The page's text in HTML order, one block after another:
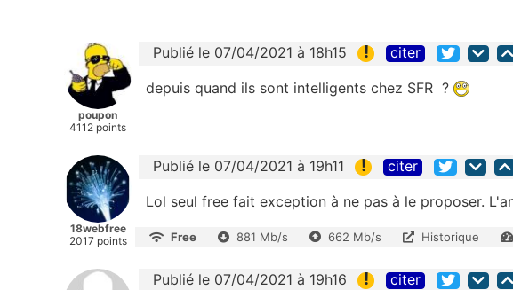
poupon
4112 points
Publié le 07/04/2021 à 18h15 ! citer
depuis quand ils sont intelligents chez SFR ?
18webfree
2017 points
Publié le 07/04/2021 à 19h11 ! citer
Lol seul free fait exception à ne pas à le proposer.
Free 881 Mb/s 662 Mb/s Historique
Publié le 07/04/2021 à 19h16 ! citer